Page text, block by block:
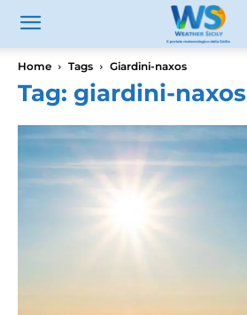
Home Tags Giardini-naxos
Tag: giardini-naxos